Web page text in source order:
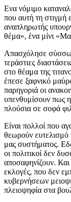
Ενα νόμιμο
που αυτή τη στιγμή
αναπληρωτής
θέμα», ένα μίνι
Απασχόλησε
τεράστιες
στο θέαμα της
έπεσε ξαφνικό
παρηγοριά οι
υπενθυμίσουν πως
πλούσια σε σοφά
Είναι πολλοί που
θεωρούν ευτελισμό
μας συστήματος.
οι πολιτικοί δεν
αποσαφηνίζουν. Και
εκλογές, που δεν
κυβερνήσεων
πλειοψηφία στα